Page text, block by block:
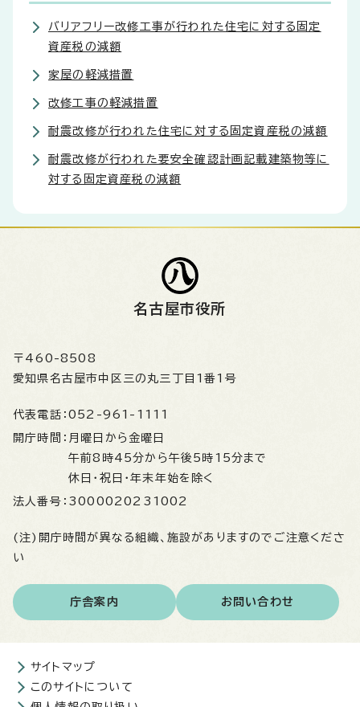
バリアフリー改修工事が行われた住宅に対する固定
資産税の減額
家屋の軽減措置
改修工事の軽減措置
耐震改修が行われた住宅に対する固定資産税の減額
耐震改修が行われた要安全確認計画記載建築物等に
対する固定資産税の減額
名古屋市役所
〒460-8508
愛知県名古屋市中区三の丸三丁目1番1号
代表電話： 052-961-1111
開庁時間： 月曜日から金曜日
午前8時45分から午後5時15分まで
休日・祝日・年末年始を除く
法人番号： 3000020231002
(注)開庁時間が異なる組織、施設がありますのでご注意くださ
い
庁舎案内 お問い合わせ
サイトマップ
このサイトについて